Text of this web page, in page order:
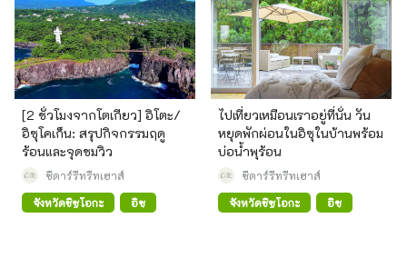
[2 ชั่วโมงจากโตเกียว] อิโตะ/
อิซุโคเก็น: สรุปกิจกรรมฤดู
ร้อนและจุดชมวิว
ซีดาร์รีทรีทเฮาส์
จังหวัดชิซูโอกะ
อิซุ
ไปเที่ยวเหมือนเราอยู่ที่นั่น วัน
หยุดพักผ่อนในอิซุในบ้านพร้อม
บ่อน้ำพุร้อน
ซีดาร์รีทรีทเฮาส์
จังหวัดชิซูโอกะ
อิซุ